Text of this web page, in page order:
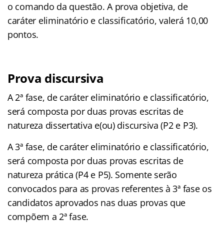
o comando da questão. A prova objetiva, de
caráter eliminatório e classificatório, valerá 10,00
pontos.
Prova discursiva
A 2ª fase, de caráter eliminatório e classificatório,
será composta por duas provas escritas de
natureza dissertativa e(ou) discursiva (P2 e P3).
A 3ª fase, de caráter eliminatório e classificatório,
será composta por duas provas escritas de
natureza prática (P4 e P5). Somente serão
convocados para as provas referentes à 3ª fase os
candidatos aprovados nas duas provas que
compõem a 2ª fase.